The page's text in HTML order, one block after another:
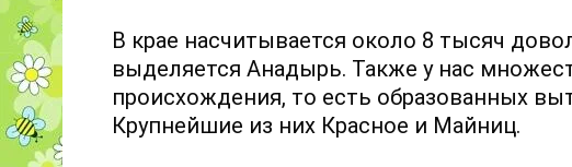
В крае насчитывается около 8 тысяч
выделяется Анадырь. Также у нас
происхождения, то есть образованных
Крупнейшие из них Красное и Майниц.